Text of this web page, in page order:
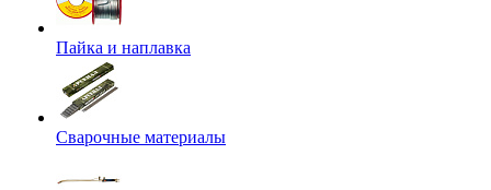
Пайка и наплавка
Сварочные материалы